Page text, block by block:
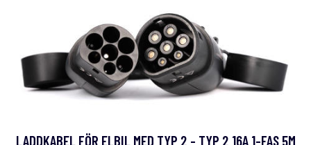
LADDKABEL FÖR ELBIL MED TYP 2 - TYP 2 16A 1-FAS 5M